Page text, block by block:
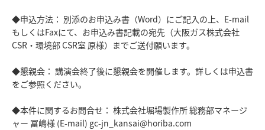
◆申込方法： 別添のお申込み書（Word）にご記入の上、E-mail
もしくはFaxにて、お申込み書記載の宛先（大阪ガス株式会社
CSR・環境部 CSR室 原様）までご送付願います。
◆懇親会： 講演会終了後に懇親会を開催します。詳しくは申込書
をご参照ください。
◆本件に関するお問合せ： 株式会社堀場製作所 総務部マネージ
ャー 冨嶋様 (E-mail) gc-jn_kansai@horiba.com